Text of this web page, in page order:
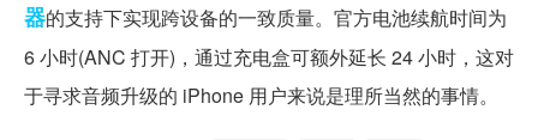
器的支持下实现跨设备的一致质量。官方电池续航时间为
6 小时(ANC 打开)，通过充电盒可额外延长 24 小时，这对
于寻求音频升级的 iPhone 用户来说是理所当然的事情。